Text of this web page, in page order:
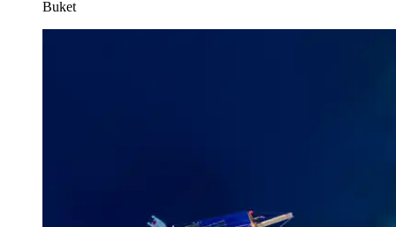
Buket